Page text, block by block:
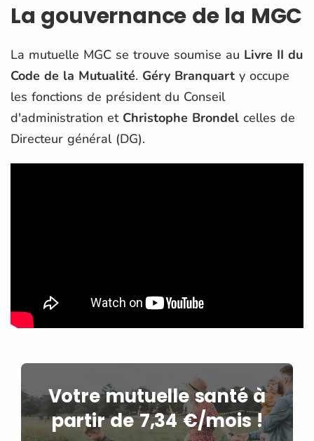
La gouvernance de la MGC
La mutuelle MGC se trouve soumise au Livre II du
Code de la Mutualité. Géry Branquart y occupe
les fonctions de président du Conseil
d'administration et Christophe Brondel celles de
Directeur général (DG).
Votre mutuelle santé à
partir de 7,34 €/mois !